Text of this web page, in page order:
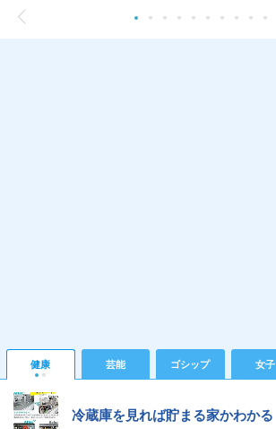
健康 芸能 ゴシップ 女子
冷蔵庫を見れば貯まる家かわかる